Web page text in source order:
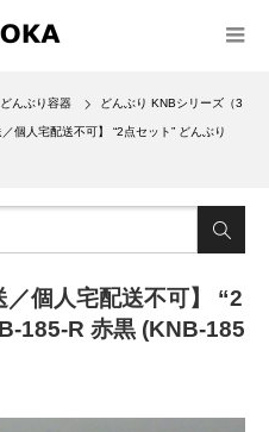
どんぶり容器 どんぶり KNBシリーズ（3
個人宅配送不可】 “2点セット” どんぶり
／個人宅配送不可】 “2
185-R 赤黒 (KNB-185